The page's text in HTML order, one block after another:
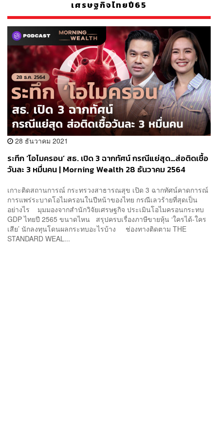
เศรษฐกิจไทยปี65
28 ธันวาคม 2021
ระทึก ‘โอไมครอน’ สธ. เปิด 3 ฉากทัศน์ กรณีแย่สุด…ส่อติดเชื้อ
วันละ 3 หมื่นคน | Morning Wealth 28 ธันวาคม 2564
เกาะติดสถานการณ์ กระทรวงสาธารณสุข เปิด 3 ฉากทัศน์คาดการณ์
การแพร่ระบาดโอไมครอนในปีหน้าของไทย กรณีเลวร้ายที่สุดเป็น
อย่างไร มุมมองจากสำนักวิจัยเศรษฐกิจ ประเมินโอไมครอนกระทบ
GDP ไทยปี 2565 ขนาดไหน สรุปครบเรื่องภาษีขายหุ้น ‘ใครได้-ใคร
เสีย’ นักลงทุนโดนผลกระทบอะไรบ้าง ช่องทางติดตาม THE
STANDARD WEAL...